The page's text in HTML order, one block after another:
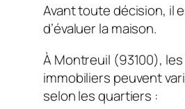
Avant toute décision, il
d’évaluer la maison.
À Montreuil (93100),
immobiliers peuvent
selon les quartiers :